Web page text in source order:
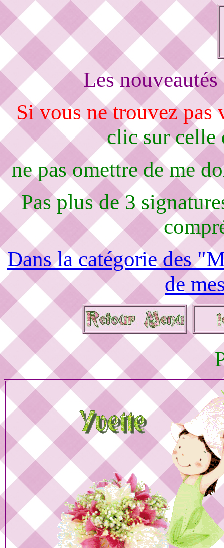
Les
Si vous ne trouvez pas
clic sur celle
ne pas omettre de me
Pas plus de 3
Dans la catégorie des
de